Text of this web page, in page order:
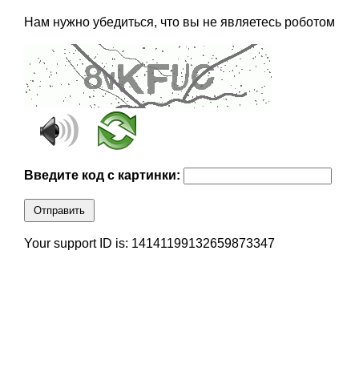
Нам нужно убедиться, что вы не являетесь роботом
Введите код с картинки:
Отправить
Your support ID is: 14141199132659873347